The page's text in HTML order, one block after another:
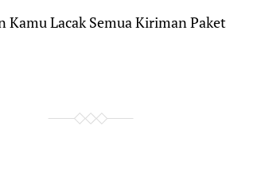
Kamu Lacak Semua Kiriman Paket